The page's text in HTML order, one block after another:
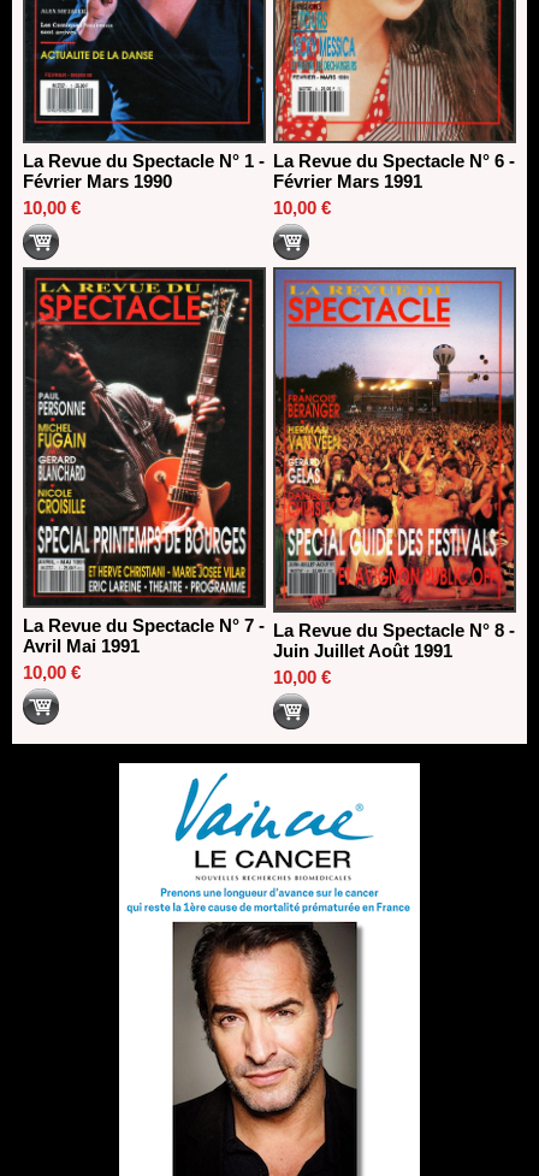
La Revue du Spectacle N° 1 -
Février Mars 1990
10,00 €
La Revue du Spectacle N° 6 -
Février Mars 1991
10,00 €
La Revue du Spectacle N° 7 -
Avril Mai 1991
10,00 €
La Revue du Spectacle N° 8 -
Juin Juillet Août 1991
10,00 €